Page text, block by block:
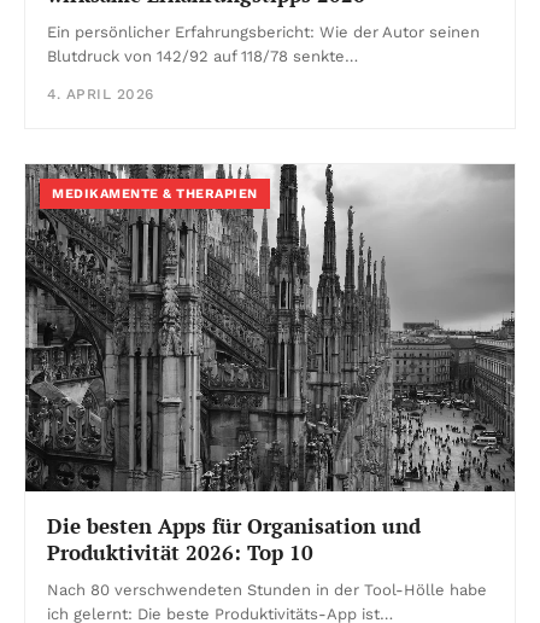
Ein persönlicher Erfahrungsbericht: Wie der Autor seinen
Blutdruck von 142/92 auf 118/78 senkte…
4. APRIL 2026
MEDIKAMENTE & THERAPIEN
Die besten Apps für Organisation und
Produktivität 2026: Top 10
Nach 80 verschwendeten Stunden in der Tool-Hölle habe
ich gelernt: Die beste Produktivitäts-App ist…